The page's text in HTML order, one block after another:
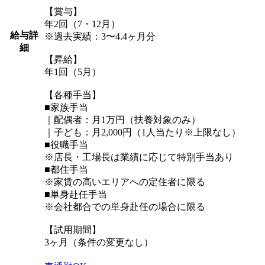
給与詳
細
【賞与】
年2回（7・12月）
※過去実績：3〜4.4ヶ月分
【昇給】
年1回（5月）
【各種手当】
■家族手当
｜配偶者：月1万円（扶養対象のみ）
｜子ども：月2,000円（1人当たり※上限なし）
■役職手当
※店長・工場長は業績に応じて特別手当あり
■都住手当
※家賃の高いエリアへの定住者に限る
■単身赴任手当
※会社都合での単身赴任の場合に限る
【試用期間】
3ヶ月（条件の変更なし）